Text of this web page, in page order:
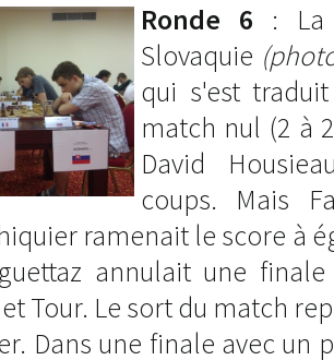
Ronde 6 : La
Slovaquie
qui s'est
match nul (2 à
David
coups. Mais
ramenait le score à
annulait une
Tour. Le sort du match
Dans une finale avec un